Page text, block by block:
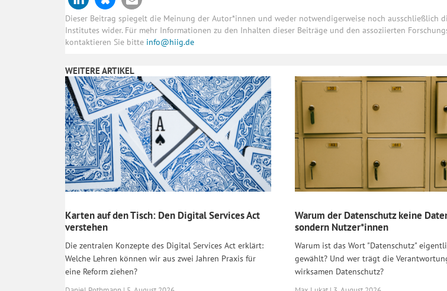
Dieser Beitrag spiegelt die Meinung der Autor*innen und weder notwendigerweise noch ausschließlich
Institutes wider. Für mehr Informationen zu den Inhalten dieser Beiträge und den assoziierten
kontaktieren Sie bitte info@hiig.de
WEITERE ARTIKEL
Karten auf den Tisch: Den Digital Services Act
verstehen
Die zentralen Konzepte des Digital Services Act erklärt:
Welche Lehren können wir aus zwei Jahren Praxis für
eine Reform ziehen?
Warum der Datenschutz keine
sondern Nutzer*innen
Warum ist das Wort "Datenschutz"
gewählt? Und wer trägt die
wirksamen Datenschutz?